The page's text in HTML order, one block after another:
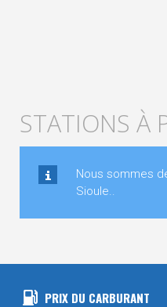
STATIONS À
Nous sommes
Sioule..
PRIX DU CARBURANT